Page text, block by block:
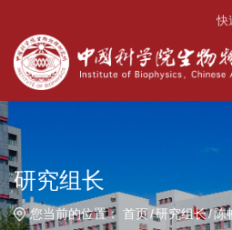
快
研究组长
您当前的位置：首页 研究组长 陈